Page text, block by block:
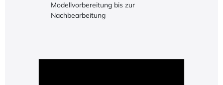
Modellvorbereitung bis zur
Nachbearbeitung